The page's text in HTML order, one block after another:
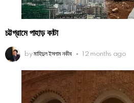
চট্টগ্রামে পাহাড় কাটা
by মাহিদুল ইসলাম নকীব 12 months ago